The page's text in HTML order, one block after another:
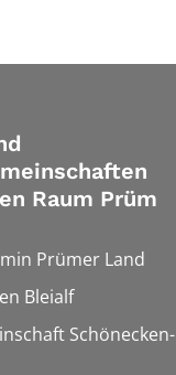
Raum Prüm
Prümer Land
Bleialf
Schönecken-